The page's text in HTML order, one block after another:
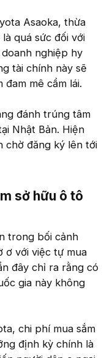
Asaoka, thừa
quá sức đối với
nghiệp hy
tài chính này sẽ
mê cầm lái.
đánh trúng tâm
Nhật Bản. Hiện
chờ đăng ký lên tới
sở hữu ô tô
trong bối cảnh
ơ với việc tự mua
đây chỉ ra rằng có
gia này không
chi phí mua sắm
định kỳ chính là